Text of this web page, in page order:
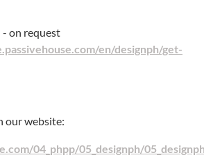
on request
en/designph/get-
our website:
04_phpp/05_designph/